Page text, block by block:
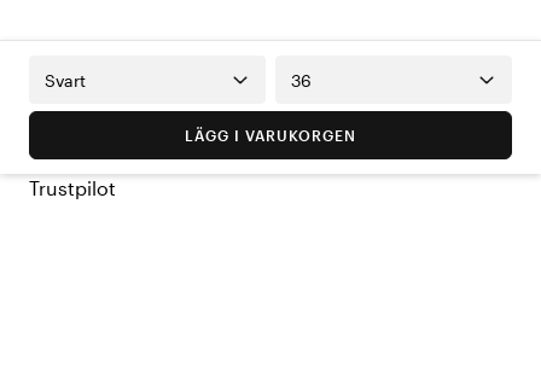
Svart 36
LÄGG I VARUKORGEN
Trustpilot